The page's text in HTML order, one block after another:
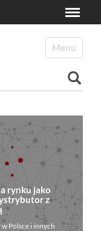
Toggle
rynku jako
z
Polsce i innych